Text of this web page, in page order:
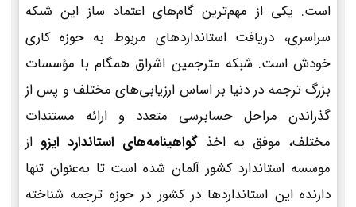
است. یکی از مهم‌ترین گام‌های اعتماد ساز این شبکه
سراسری، دریافت استانداردهای مربوط به حوزه کاری
خودش است. شبکه مترجمین اشراق همگام با مؤسسات
بزرگ ترجمه در دنیا بر اساس ارزیابی‌های مختلف و پس از
گذراندن مراحل حسابرسی متعدد و ارائه مستندات
مختلف، موفق به اخذ گواهینامه‌های استاندارد ایزو از
موسسه استاندارد کشور آلمان شده است تا به‌عنوان تنها
دارنده این استانداردها در کشور در حوزه ترجمه شناخته